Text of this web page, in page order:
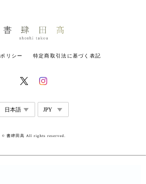
リシー 特定商取引法に基づく表記
© 書肆田高 All rights reserved.